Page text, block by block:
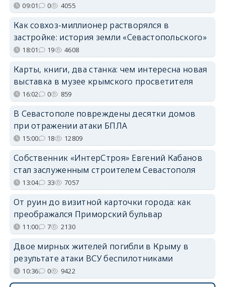
09:01 0 4055
Как совхоз-миллионер растворялся в
застройке: история земли «Севастопольского»
18:01 19 4608
Карты, книги, два станка: чем интересна новая
выставка в музее крымского просветителя
16:02 0 859
В Севастополе повреждены десятки домов
при отражении атаки БПЛА
15:00 18 12809
Собственник «ИнтерСтроя» Евгений Кабанов
стал заслуженным строителем Севастополя
13:04 33 7057
От руин до визитной карточки города: как
преображался Приморский бульвар
11:00 7 2130
Двое мирных жителей погибли в Крыму в
результате атаки ВСУ беспилотниками
10:36 0 9422